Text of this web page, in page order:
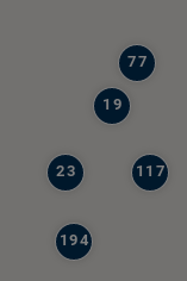
194
77
117
23
19